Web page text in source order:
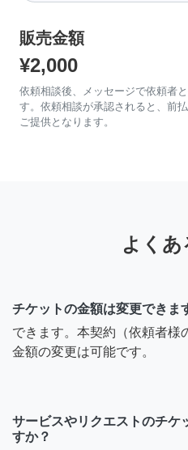
販売金額
¥2,000
依頼相談後、メッセージで依頼者
す。依頼相談が承認されると、前
ご提供となります。
よくあ
チケットの金額は変更できま
できます。本契約（依頼者様
金額の変更は可能です。
サービスやリクエストのチケ
すか？